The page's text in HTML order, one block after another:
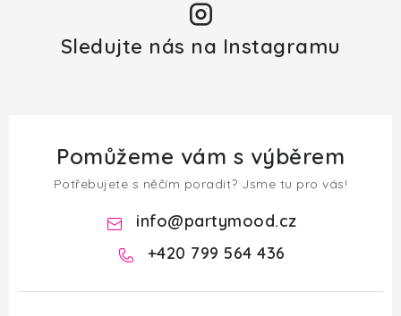
Sledujte nás na Instagramu
Pomůžeme vám s výběrem
Potřebujete s něčím poradit? Jsme tu pro vás!
info@partymood.cz
+420 799 564 436